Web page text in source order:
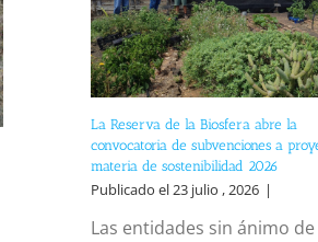
La Reserva de la Biosfera abre la
convocatoria de subvenciones a
materia de sostenibilidad 2026
Publicado el 23 julio , 2026 |
Las entidades sin ánimo